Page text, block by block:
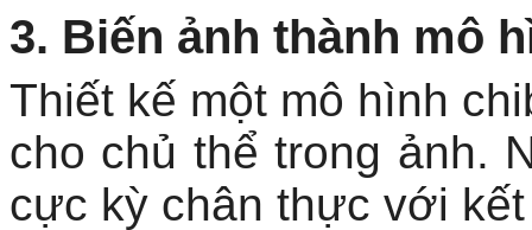
3. Biến ảnh thành mô
Thiết kế một mô hình
cho chủ thể trong ảnh.
cực kỳ chân thực với